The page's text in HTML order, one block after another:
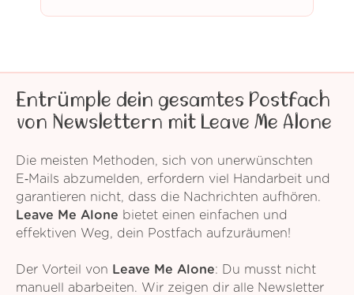
Entrümple dein gesamtes Postfach
von Newslettern mit Leave Me Alone
Die meisten Methoden, sich von unerwünschten
E‑Mails abzumelden, erfordern viel Handarbeit und
garantieren nicht, dass die Nachrichten aufhören.
Leave Me Alone bietet einen einfachen und
effektiven Weg, dein Postfach aufzuräumen!
Der Vorteil von Leave Me Alone: Du musst nicht
manuell abarbeiten. Wir zeigen dir alle Newsletter